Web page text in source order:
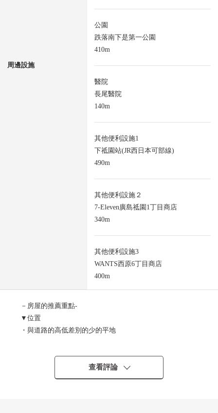
周邊設施
公園
跌落南下是第一公園
410m
醫院
長尾醫院
140m
其他便利設施1
下祗園站(JR西日本可部線)
490m
其他便利設施２
7-Eleven廣島祗園1丁目商店
340m
其他便利設施3
WANTS西原6丁目商店
400m
－房屋的推薦重點-
▼位置
・與道路的高低差別的少的平地
內的居住環境
・正面寬度大，并且有開放感覺
查看評論